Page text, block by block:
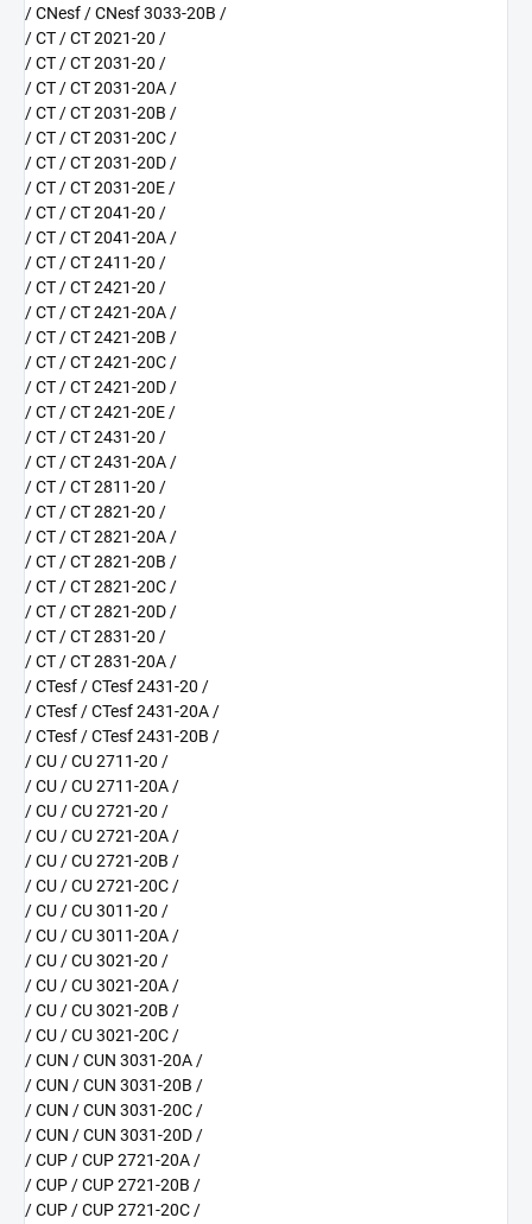
/ CNesf / CNesf 3033-20B /
/ CT / CT 2021-20 /
/ CT / CT 2031-20 /
/ CT / CT 2031-20A /
/ CT / CT 2031-20B /
/ CT / CT 2031-20C /
/ CT / CT 2031-20D /
/ CT / CT 2031-20E /
/ CT / CT 2041-20 /
/ CT / CT 2041-20A /
/ CT / CT 2411-20 /
/ CT / CT 2421-20 /
/ CT / CT 2421-20A /
/ CT / CT 2421-20B /
/ CT / CT 2421-20C /
/ CT / CT 2421-20D /
/ CT / CT 2421-20E /
/ CT / CT 2431-20 /
/ CT / CT 2431-20A /
/ CT / CT 2811-20 /
/ CT / CT 2821-20 /
/ CT / CT 2821-20A /
/ CT / CT 2821-20B /
/ CT / CT 2821-20C /
/ CT / CT 2821-20D /
/ CT / CT 2831-20 /
/ CT / CT 2831-20A /
/ CTesf / CTesf 2431-20 /
/ CTesf / CTesf 2431-20A /
/ CTesf / CTesf 2431-20B /
/ CU / CU 2711-20 /
/ CU / CU 2711-20A /
/ CU / CU 2721-20 /
/ CU / CU 2721-20A /
/ CU / CU 2721-20B /
/ CU / CU 2721-20C /
/ CU / CU 3011-20 /
/ CU / CU 3011-20A /
/ CU / CU 3021-20 /
/ CU / CU 3021-20A /
/ CU / CU 3021-20B /
/ CU / CU 3021-20C /
/ CUN / CUN 3031-20A /
/ CUN / CUN 3031-20B /
/ CUN / CUN 3031-20C /
/ CUN / CUN 3031-20D /
/ CUP / CUP 2721-20A /
/ CUP / CUP 2721-20B /
/ CUP / CUP 2721-20C /